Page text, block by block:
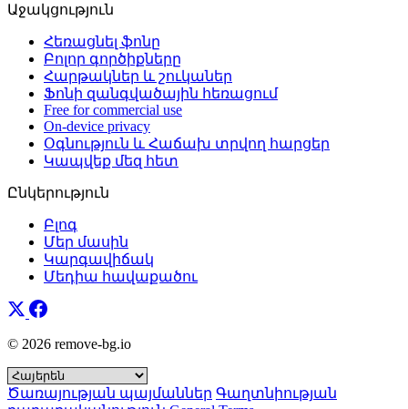
Աջակցություն
Հեռացնել ֆոնը
Բոլոր գործիքները
Հարթակներ և շուկաներ
Ֆոնի զանգվածային հեռացում
Free for commercial use
On-device privacy
Օգնություն և Հաճախ տրվող հարցեր
Կապվեք մեզ հետ
Ընկերություն
Բլոգ
Մեր մասին
Կարգավիճակ
Մեդիա հավաքածու
© 2026 remove-bg.io
Ծառայության պայմաններ Գաղտնիության